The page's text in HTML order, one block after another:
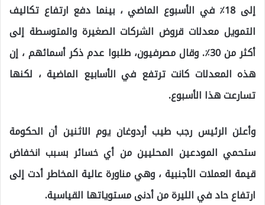
إلى 18٪ في الأسبوع الماضي ، بينما دفع ارتفاع تكاليف
التمويل معدلات قروض الشركات الصغيرة والمتوسطة إلى
أكثر من 30٪. وقال مصرفيون، طلبوا عدم ذكر أسمائهم ، إن
هذه المعدلات كانت ترتفع في الأسابيع الماضية ، لكنها
تسارعت هذا الأسبوع.
وأعلن الرئيس رجب طيب أردوغان يوم الاثنين أن الحكومة
ستحمي المودعين المحليين من أي خسائر بسبب انخفاض
قيمة العملات الأجنبية ، وهي مناورة عالية المخاطر أدت إلى
ارتفاع حاد في الليرة من أدنى مستوياتها القياسية.